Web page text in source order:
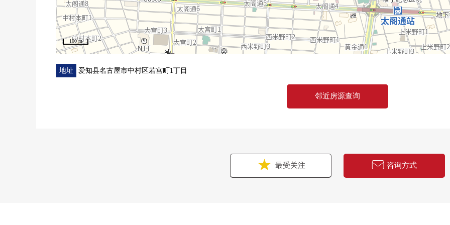
100 m
地址 爱知县名古屋市中村区若宫町1丁目
邻近房源查询
最受关注 咨询方式